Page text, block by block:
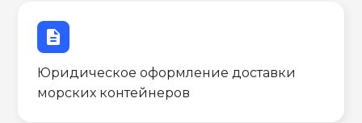
description
Юридическое оформление доставки
морских контейнеров